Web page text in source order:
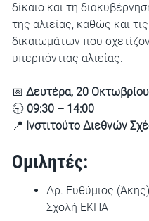
δίκαιο και τη
της αλιείας, καθώς και
δικαιωμάτων που
υπερπόντιας αλιείας.
📅 Δευτέρα, 20
🕤 09:30 – 14:00
📍 Ινστιτούτο Διεθνών
Ομιλητές:
Δρ. Ευθύμιος
Σχολή ΕΚΠΑ